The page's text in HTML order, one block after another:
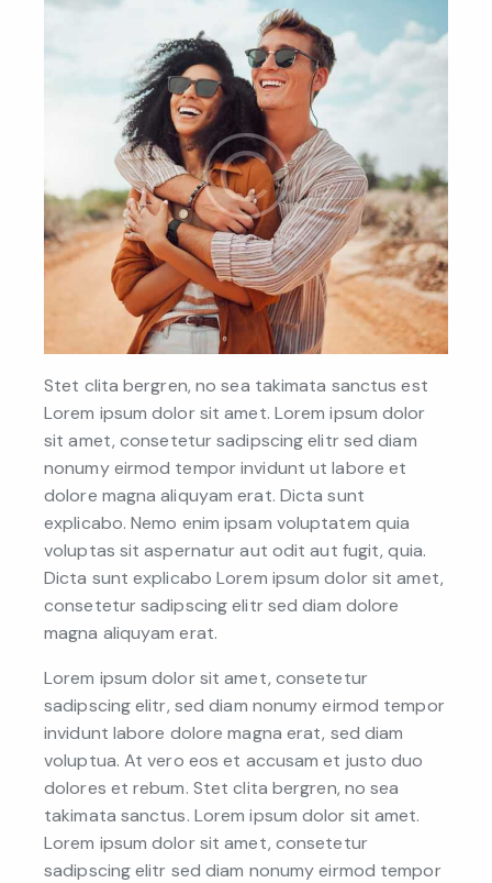
Stet clita bergren, no sea takimata sanctus est
Lorem ipsum dolor sit amet. Lorem ipsum dolor
sit amet, consetetur sadipscing elitr sed diam
nonumy eirmod tempor invidunt ut labore et
dolore magna aliquyam erat. Dicta sunt
explicabo. Nemo enim ipsam voluptatem quia
voluptas sit aspernatur aut odit aut fugit, quia.
Dicta sunt explicabo Lorem ipsum dolor sit amet,
consetetur sadipscing elitr sed diam dolore
magna aliquyam erat.
Lorem ipsum dolor sit amet, consetetur
sadipscing elitr, sed diam nonumy eirmod tempor
invidunt labore dolore magna erat, sed diam
voluptua. At vero eos et accusam et justo duo
dolores et rebum. Stet clita bergren, no sea
takimata sanctus. Lorem ipsum dolor sit amet.
Lorem ipsum dolor sit amet, consetetur
sadipscing elitr sed diam nonumy eirmod tempor